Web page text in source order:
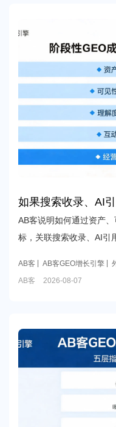
如果搜索收录、AI
盘和成交暂时没有
证明这些阶段性成
AB客说明如何通过资产
标，关联搜索收录、AI引
AB客 AB客GEO增长引擎
AB客 2026-08-07